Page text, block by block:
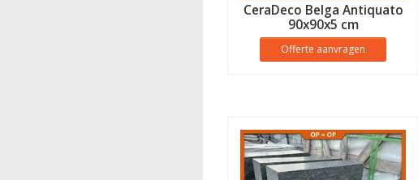
CeraDeco Belga Antiquato
90x90x5 cm
Offerte aanvragen